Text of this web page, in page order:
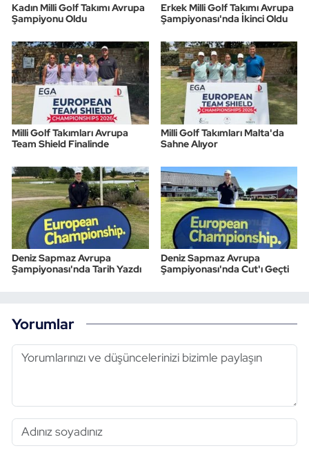
Kadın Milli Golf Takımı Avrupa
Şampiyonu Oldu
Erkek Milli Golf Takımı Avrupa
Şampiyonası'nda İkinci Oldu
Milli Golf Takımları Avrupa
Team Shield Finalinde
Milli Golf Takımları Malta'da
Sahne Alıyor
Deniz Sapmaz Avrupa
Şampiyonası'nda Tarih Yazdı
Deniz Sapmaz Avrupa
Şampiyonası'nda Cut'ı Geçti
Yorumlar